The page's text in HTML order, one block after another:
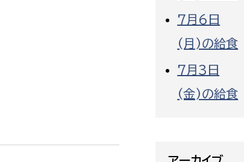
7月6日
(月)の給食
7月3日
(金)の給食